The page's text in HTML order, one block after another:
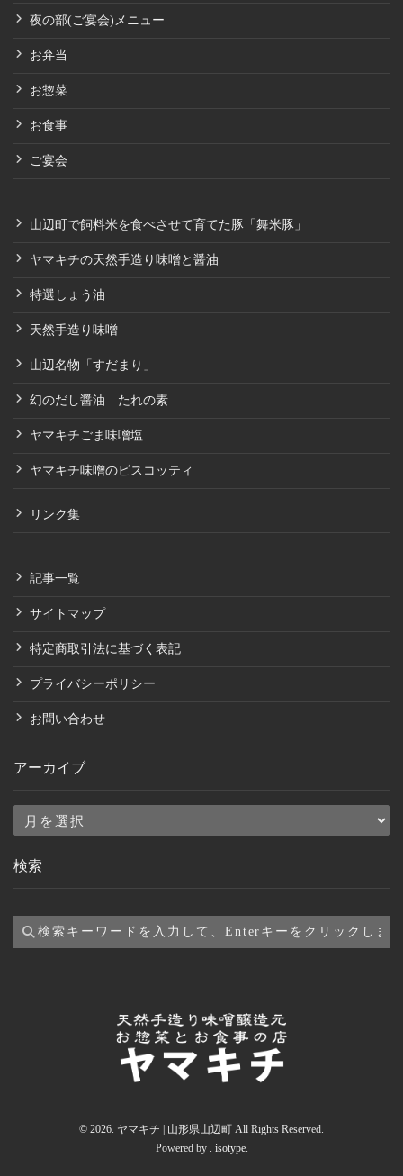
夜の部(ご宴会)メニュー
お弁当
お惣菜
お食事
ご宴会
山辺町で飼料米を食べさせて育てた豚「舞米豚」
ヤマキチの天然手造り味噌と醤油
特選しょう油
天然手造り味噌
山辺名物「すだまり」
幻のだし醤油 たれの素
ヤマキチごま味噌塩
ヤマキチ味噌のビスコッティ
リンク集
記事一覧
サイトマップ
特定商取引法に基づく表記
プライバシーポリシー
お問い合わせ
アーカイブ
ア
カ
ブ
検索
© 2026. ヤマキチ | 山形県山辺町 All Rights Reserved.
Powered by . isotype.